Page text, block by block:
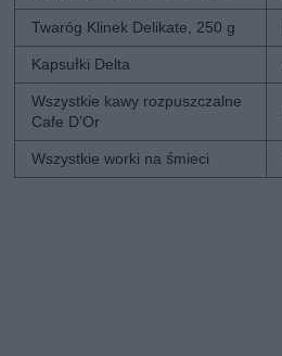
Twaróg Klinek Delikate, 250 g
Kapsułki Delta
Wszystkie kawy rozpuszczalne
Cafe D’Or
Wszystkie worki na śmieci